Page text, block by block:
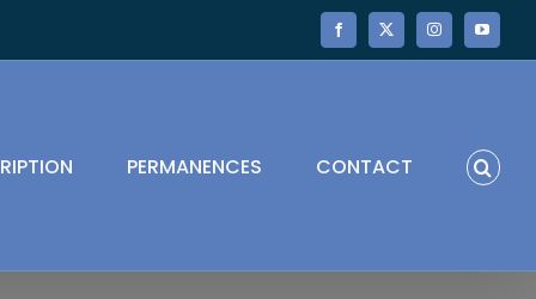
Facebook
X InstagramYouTube
PERMANENCES CONTACT